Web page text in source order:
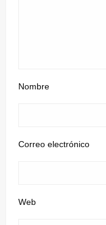
Nombre
Correo electrónico
Web